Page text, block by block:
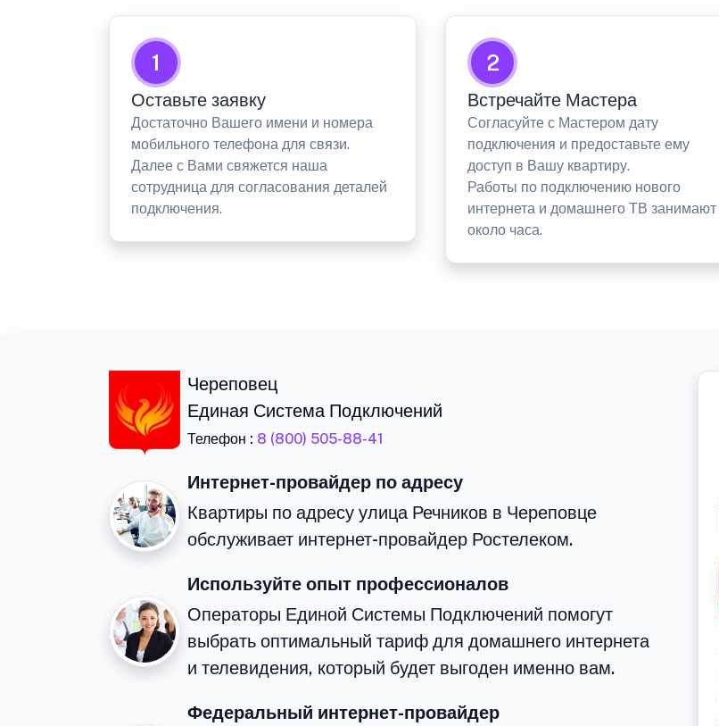
1
Оставьте заявку
Достаточно Вашего имени и номера
мобильного телефона для связи.
Далее с Вами свяжется наша
сотрудница для согласования деталей
подключения.
2
Встречайте Мастера
Согласуйте с Мастером дату
подключения и предоставьте ему
доступ в Вашу квартиру.
Работы по подключению нового
интернета и домашнего ТВ занимают
около часа.
Череповец
Единая Система Подключений
Телефон : 8 (800) 505-88-41
Интернет-провайдер по адресу
Квартиры по адресу улица Речников в Череповце
обслуживает интернет-провайдер Ростелеком.
Используйте опыт профессионалов
Операторы Единой Системы Подключений помогут
выбрать оптимальный тариф для домашнего интернета
и телевидения, который будет выгоден именно вам.
Федеральный интернет-провайдер